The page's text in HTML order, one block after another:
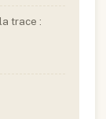
trace :